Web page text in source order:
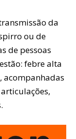
da
ou de
de pessoas
febre alta
acompanhadas